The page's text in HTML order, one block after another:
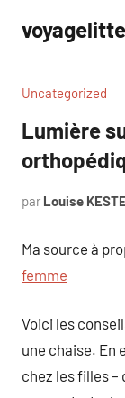
contenu
Uncategorized
Lumière
par Louise
Ma source à
femme
Voici les
une chaise. En
chez les filles